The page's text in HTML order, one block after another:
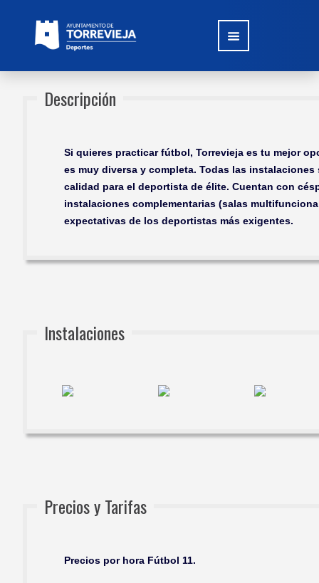
Descripción
Si quieres practicar fútbol, Torrevieja es tu mejor
es muy diversa y completa. Todas las
calidad para el deportista de élite. Cuentan con
instalaciones complementarias (salas
expectativas de los deportistas más exigentes.
Instalaciones
Precios y Tarifas
Precios por hora Fútbol 11.